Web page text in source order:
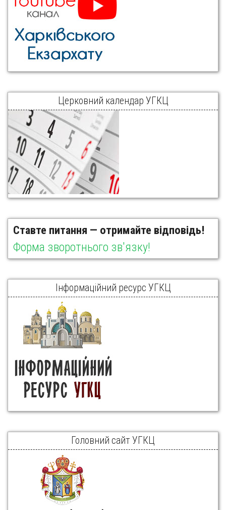
Церковний календар УГКЦ
Ставте питання — отримайте відповідь!
Форма зворотнього зв'язку!
Інформаційний ресурс УГКЦ
Головний сайт УГКЦ